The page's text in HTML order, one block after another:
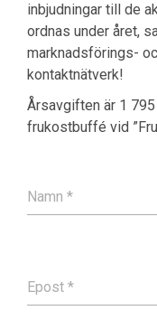
inbjudningar till de
ordnas under året,
marknadsförings-
kontaktnätverk!
Årsavgiften är 1
frukostbuffé vid
Namn *
Epost *